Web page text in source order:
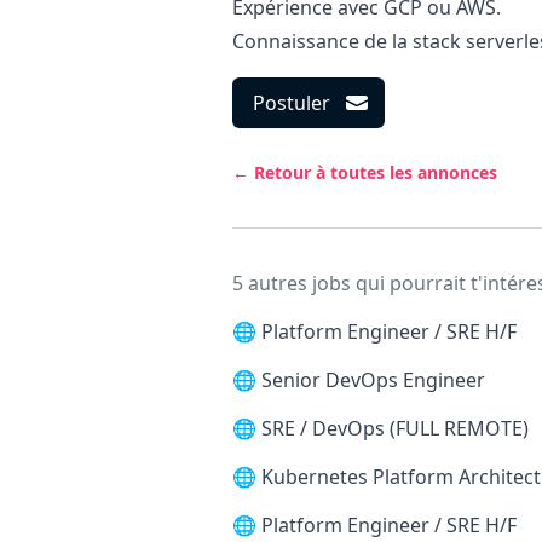
Expérience avec GCP ou AWS.
Connaissance de la stack
Postuler
← Retour à toutes les annonces
5 autres jobs qui pourrait
🌐 Platform Engineer / SRE H/F
🌐 Senior DevOps Engineer
🌐 SRE / DevOps (FULL REMOTE)
🌐 Kubernetes Platform Architect
🌐 Platform Engineer / SRE H/F